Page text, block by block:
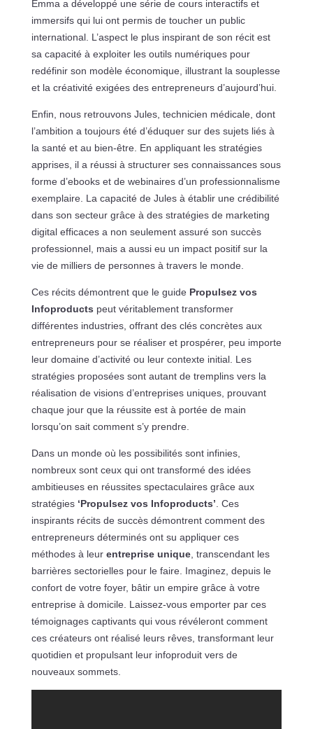
Emma a développé une série de cours interactifs et
immersifs qui lui ont permis de toucher un public
international. L’aspect le plus inspirant de son récit est
sa capacité à exploiter les outils numériques pour
redéfinir son modèle économique, illustrant la souplesse
et la créativité exigées des entrepreneurs d’aujourd’hui.
Enfin, nous retrouvons Jules, technicien médicale, dont
l’ambition a toujours été d’éduquer sur des sujets liés à
la santé et au bien-être. En appliquant les stratégies
apprises, il a réussi à structurer ses connaissances sous
forme d’ebooks et de webinaires d’un professionnalisme
exemplaire. La capacité de Jules à établir une crédibilité
dans son secteur grâce à des stratégies de marketing
digital efficaces a non seulement assuré son succès
professionnel, mais a aussi eu un impact positif sur la
vie de milliers de personnes à travers le monde.
Ces récits démontrent que le guide Propulsez vos
Infoproducts peut véritablement transformer
différentes industries, offrant des clés concrètes aux
entrepreneurs pour se réaliser et prospérer, peu importe
leur domaine d’activité ou leur contexte initial. Les
stratégies proposées sont autant de tremplins vers la
réalisation de visions d’entreprises uniques, prouvant
chaque jour que la réussite est à portée de main
lorsqu’on sait comment s’y prendre.
Dans un monde où les possibilités sont infinies,
nombreux sont ceux qui ont transformé des idées
ambitieuses en réussites spectaculaires grâce aux
stratégies ‘Propulsez vos Infoproducts’ . Ces
inspirants récits de succès démontrent comment des
entrepreneurs déterminés ont su appliquer ces
méthodes à leur entreprise unique, transcendant les
barrières sectorielles pour le faire. Imaginez, depuis le
confort de votre foyer, bâtir un empire grâce à votre
entreprise à domicile. Laissez-vous emporter par ces
témoignages captivants qui vous révéleront comment
ces créateurs ont réalisé leurs rêves, transformant leur
quotidien et propulsant leur infoproduit vers de
nouveaux sommets.